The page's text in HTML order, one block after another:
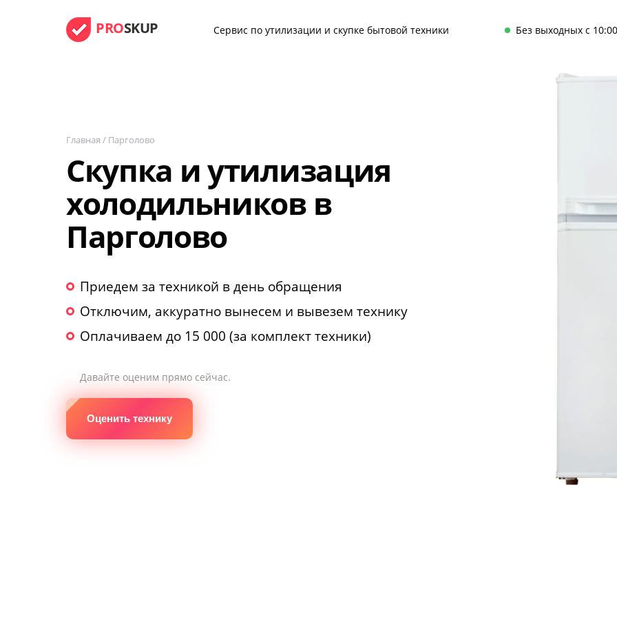
PROSKUP Сервис по утилизации и скупке бытовой техники Без выходных с
Главная / Парголово
Скупка и утилизация
холодильников в
Парголово
Приедем за техникой в день обращения
Отключим, аккуратно вынесем и вывезем технику
Оплачиваем до 15 000 (за комплект техники)
Давайте оценим прямо сейчас.
Оценить технику